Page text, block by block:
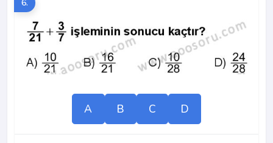
6.
A B C D